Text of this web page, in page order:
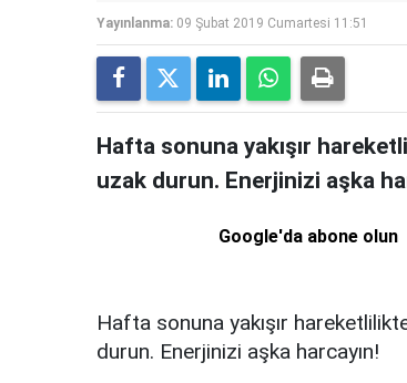
Yayınlanma: 09 Şubat 2019 Cumartesi 11:51
Hafta sonuna yakışır
uzak durun. Enerjinizi aşka
Google'da abone olun
Hafta sonuna yakışır
durun. Enerjinizi aşka harcayın!